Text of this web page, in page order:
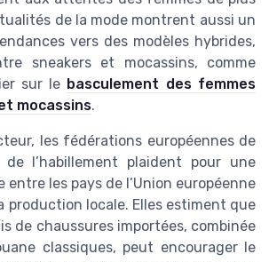
de la mode montrent aussi un
vers des modèles hybrides,
sneakers et mocassins, comme
sur le basculement des femmes
mocassins.
les fédérations européennes de
l’habillement plaident pour une
les pays de l’Union européenne
production locale. Elles estiment que
de chaussures importées, combinée
classiques, peut encourager le